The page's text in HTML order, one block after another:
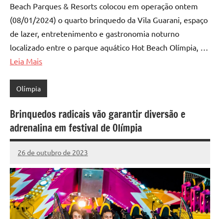
Beach Parques & Resorts colocou em operação ontem
(08/01/2024) o quarto brinquedo da Vila Guarani, espaço
de lazer, entretenimento e gastronomia noturno
localizado entre o parque aquático Hot Beach Olímpia, …
Leia Mais
Olímpia
Brinquedos radicais vão garantir diversão e
adrenalina em festival de Olímpia
26 de outubro de 2023
Marcelo
Fachin